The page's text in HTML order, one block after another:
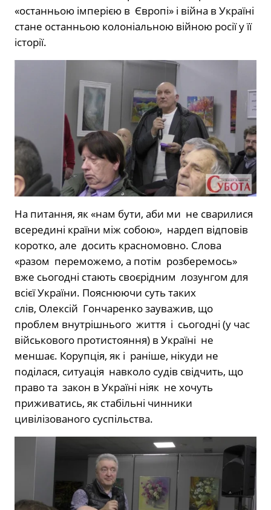
«останньою імперією в Європі» і війна в Україні
стане останньою колоніальною війною росії у її
історії.
На питання, як «нам бути, аби ми не сварилися
всередині країни між собою», нардеп відповів
коротко, але досить красномовно. Слова
«разом переможемо, а потім розберемось»
вже сьогодні стають своєрідним лозунгом для
всієї України. Пояснюючи суть таких
слів, Олексій Гончаренко зауважив, що
проблем внутрішнього життя і сьогодні (у час
військового протистояння) в Україні не
меншає. Корупція, як і раніше, нікуди не
поділася, ситуація навколо судів свідчить, що
право та закон в Україні ніяк не хочуть
приживатись, як стабільні чинники
цивілізованого суспільства.